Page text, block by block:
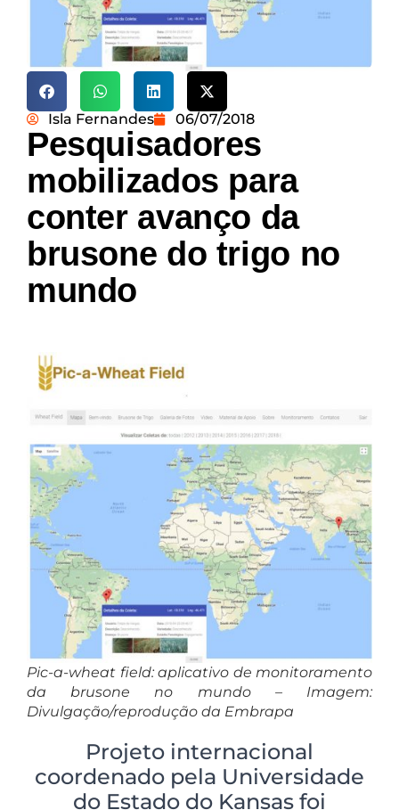
Isla Fernandes 06/07/2018
Pesquisadores
mobilizados para
conter avanço da
brusone do trigo no
mundo
Pic-a-wheat field: aplicativo de monitoramento
da brusone no mundo – Imagem:
Divulgação/reprodução da Embrapa
Projeto internacional
coordenado pela Universidade
do Estado do Kansas foi